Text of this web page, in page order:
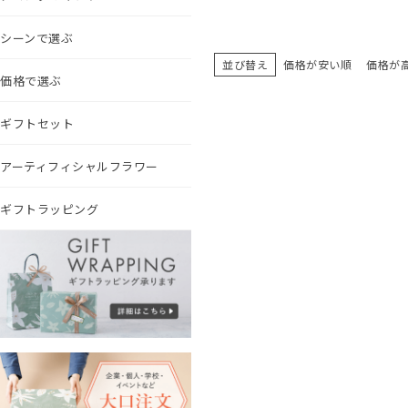
シーンで選ぶ
価格で選ぶ
ギフトセット
アーティフィシャルフラワー
ギフトラッピング
並び替え 価格が安い順 価格が